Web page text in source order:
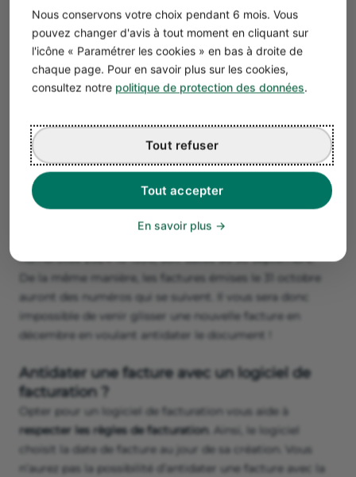
Nous conservons votre choix pendant 6 mois. Vous
pouvez changer d'avis à tout moment en cliquant sur
l'icône « Paramétrer les cookies » en bas à droite de
chaque page. Pour en savoir plus sur les cookies,
consultez notre politique de protection des données.
Tout accepter
Tout refuser
En savoir plus
Bon à savoir
Pour le paiement d’un acompte, émettez
simplement unefacture d’acompte ! Nul
besoin d’antidater une facture pour obtenir un
premier versement.
Pourquoi le numéro de facture empêche-t-il
d’antidater une facture ?
En pratique, chaque facture possède un
et chronologique, sans interruption de numérotation
. Si
vous émettez une facture le 15 octobre avec le numéro
numérotée 2024-10-1590, soit datée au 30 septembre.
De la même manière, les factures émises le 31 octobre
auront des numéros qui se suivent. Il vous sera donc
impossible de venir glisser une nouvelle facture en
décembre en voulant antidater le document !
Antidater une facture avec un logiciel de
facturation ?
Opter pour un logiciel de facturation vous aide à
respecter les règles de facturation. Ainsi, le logiciel
choisit la date de facture au jour de sa création. Vous
n’aurez pas la possibilité d’antidater une facture avec la